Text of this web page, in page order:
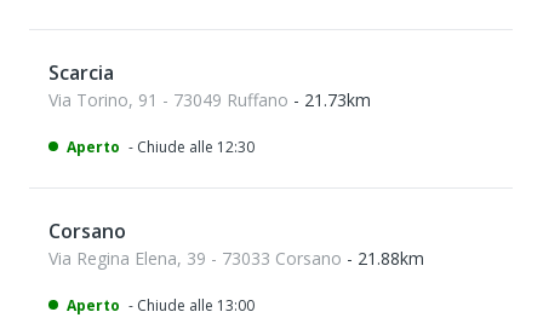
Scarcia
Via Torino, 91 - 73049 Ruffano - 21.73km
Aperto - Chiude alle 12:30
Corsano
Via Regina Elena, 39 - 73033 Corsano - 21.88km
Aperto - Chiude alle 13:00